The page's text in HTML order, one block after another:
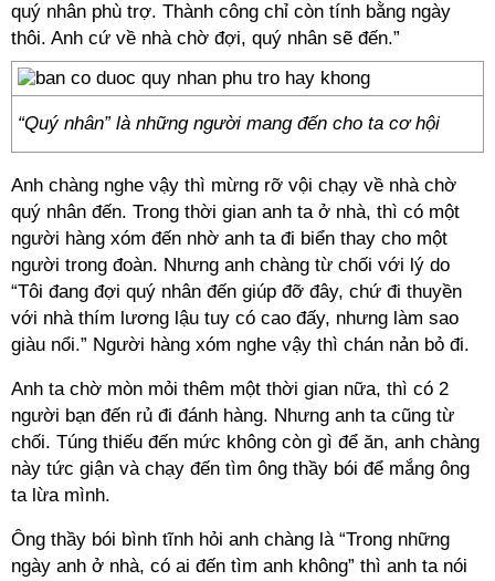
quý nhân phù trợ. Thành công chỉ còn tính bằng ngày
thôi. Anh cứ về nhà chờ đợi, quý nhân sẽ đến.”
“Quý nhân” là những người mang đến cho ta cơ hội
Anh chàng nghe vậy thì mừng rỡ vội chạy về nhà chờ
quý nhân đến. Trong thời gian anh ta ở nhà, thì có một
người hàng xóm đến nhờ anh ta đi biển thay cho một
người trong đoàn. Nhưng anh chàng từ chối với lý do
“Tôi đang đợi quý nhân đến giúp đỡ đây, chứ đi thuyền
với nhà thím lương lậu tuy có cao đấy, nhưng làm sao
giàu nổi.” Người hàng xóm nghe vậy thì chán nản bỏ đi.
Anh ta chờ mòn mỏi thêm một thời gian nữa, thì có 2
người bạn đến rủ đi đánh hàng. Nhưng anh ta cũng từ
chối. Túng thiếu đến mức không còn gì để ăn, anh chàng
này tức giận và chạy đến tìm ông thầy bói để mắng ông
ta lừa mình.
Ông thầy bói bình tĩnh hỏi anh chàng là “Trong những
ngày anh ở nhà, có ai đến tìm anh không” thì anh ta nói